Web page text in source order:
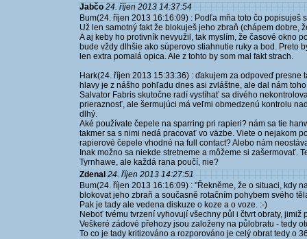
Jabčo 24. říjen 2013 14:37:54
Bum(24. říjen 2013 16:16:09) : Podľa mňa toto čo
Už len samotný fakt že blokuješ jeho zbraň (chápem dobre,
A aj keby ho protivník nevyužil, tak myslím, že časové okno
bude vždy dlhšie ako súperovo stiahnutie ruky a bod. Preto
len extra pomalá opica. Ale z tohto by som mal fakt strach.
Hark(24. říjen 2013 15:33:36) : ďakujem za odpoveď presne
hlavy je z nášho pohľadu dnes asi zvláštne, ale dal nám
Salvator Fabris skutočne radí vystíhať sa divého
prieraznosť, ale šermujúci má veľmi obmedzenú kontrolu
dlhý.
Aké používate čepele na sparring pri rapieri? nám sa tie
takmer sa s nimi nedá pracovať vo väzbe. Viete o nejakom
rapierové čepele vhodné na full contact? Alebo nám
Inak možno sa niekde stretneme a môžeme si zašermovať.
Tyrnhawe, ale každá rana poučí, nie?
Zdenal 24. říjen 2013 14:27:51
Bum(24. říjen 2013 16:16:09) : "Řekněme, že o situaci, kdy
blokovat jeho zbraň a současně rotačním pohybem svého
Pak je tady ale vedena diskuze o koze a o voze. :-)
Neboť tvému tvrzení vyhovují všechny půl i čtvrt obraty,
Veškeré zádové přehozy jsou založeny na půlobratu - tedy
To co je tady kritizováno a rozporováno je celý obrat tedy o